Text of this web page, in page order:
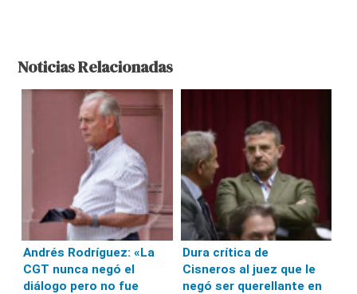
Noticias Relacionadas
Andrés Rodríguez: «La
CGT nunca negó el
diálogo pero no fue
Dura crítica de
Cisneros al juez que le
negó ser querellante en